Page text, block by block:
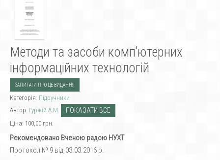
Методи та засоби комп’ютерних
інформаційних технологій
ЗАПИТАТИ ПРО ЦЕ ВИДАННЯ
Категорія: Підручники
Автор: Гуржій А.М. ПОКАЗАТИ ВСЕ
Ціна: 100,00 грн.
Рекомендовано Вченою радою НУХТ
Протокол № 9 від 03.03.2016 р.